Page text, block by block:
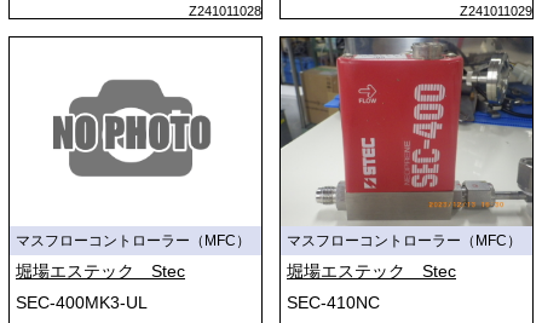
Z241011028 Z241011029
マスフローコントローラー（MFC）
堀場エステック Stec
SEC-400MK3-UL
マスフローコントローラー（MFC）
堀場エステック Stec
SEC-410NC